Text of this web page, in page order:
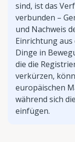
sind, ist das
verbunden –
und Nachweis
Einrichtung
Dinge in
die die
verkürzen,
europäischen
während sich
einfügen.